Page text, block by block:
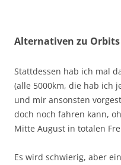
Alternativen zu Orbits
Stattdessen hab ich mal
(alle 5000km, die hab ich
und mir ansonsten
doch noch fahren kann,
Mitte August in totalen
Es wird schwierig, aber